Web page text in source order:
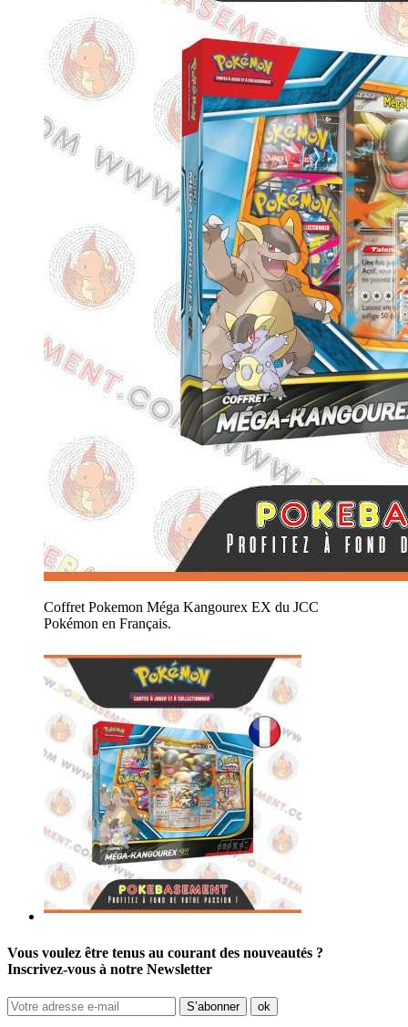
Coffret Pokemon Méga Kangourex EX du JCC
Pokémon en Français.
Vous voulez être tenus au courant des nouveautés ?
Inscrivez-vous à notre Newsletter